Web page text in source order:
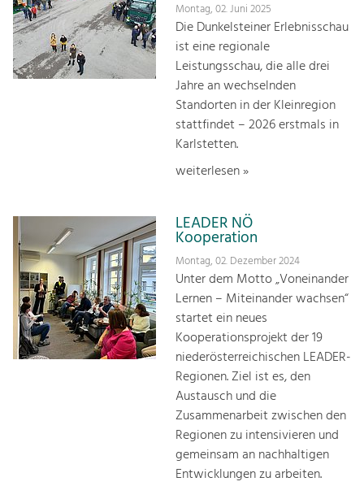
Montag, 02. Juni 2025
Die Dunkelsteiner Erlebnisschau
ist eine regionale
Leistungsschau, die alle drei
Jahre an wechselnden
Standorten in der Kleinregion
stattfindet – 2026 erstmals in
Karlstetten.
weiterlesen »
LEADER NÖ
Kooperation
Montag, 02. Dezember 2024
Unter dem Motto „Voneinander
Lernen – Miteinander wachsen“
startet ein neues
Kooperationsprojekt der 19
niederösterreichischen LEADER-
Regionen. Ziel ist es, den
Austausch und die
Zusammenarbeit zwischen den
Regionen zu intensivieren und
gemeinsam an nachhaltigen
Entwicklungen zu arbeiten.